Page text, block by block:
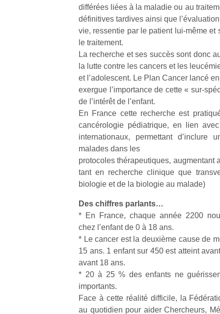
différées liées à la maladie ou au
définitives tardives ainsi que
vie, ressentie par le patient lui-même et
le traitement.
La recherche et ses succès sont donc
la lutte contre les cancers et les
et l’adolescent. Le Plan Cancer lancé
exergue l’importance de cette « sur-
de l’intérêt de l’enfant.
En France cette recherche est
cancérologie pédiatrique, en lien
internationaux, permettant d’inclure
malades dans les
protocoles thérapeutiques, augmentant
tant en recherche clinique que
biologie et de la biologie au malade)
Des chiffres parlants…
* En France, chaque année 2200
chez l’enfant de 0 à 18 ans.
* Le cancer est la deuxième cause de
15 ans. 1 enfant sur 450 est atteint
avant 18 ans.
* 20 à 25 % des enfants ne
importants.
Face à cette réalité difficile, la
au quotidien pour aider Chercheurs,
NextGen,
une
nouvelle
trottinette
mécanique
Beeper
Les
débordent
souvent
d’énergie.
Varier les
occupations
simple.
Conjuguer
divertissement,
activité
Des
trampolines
grands et
les petits !
Durant les
et avec le
beaux
jours, c’est
l’occasion
pour les
de…
de